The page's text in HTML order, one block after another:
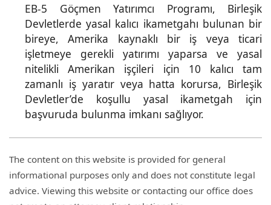
EB-5 Göçmen Yatırımcı Programı, Birleşik
Devletlerde yasal kalıcı ikametgahı bulunan bir
bireye, Amerika kaynaklı bir iş veya ticari
işletmeye gerekli yatırımı yaparsa ve yasal
nitelikli Amerikan işçileri için 10 kalıcı tam
zamanlı iş yaratır veya hatta korursa, Birleşik
Devletler’de koşullu yasal ikametgah için
başvuruda bulunma imkanı sağlıyor.
The content on this website is provided for general
informational purposes only and does not constitute legal
advice. Viewing this website or contacting our office does